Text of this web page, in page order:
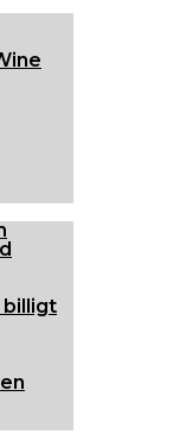
billigt